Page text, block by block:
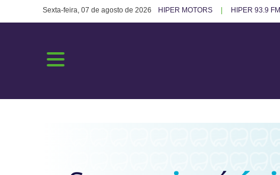
Sexta-feira, 07 de agosto de 2026 HIPER MOTORS HIPER 93.9 FM